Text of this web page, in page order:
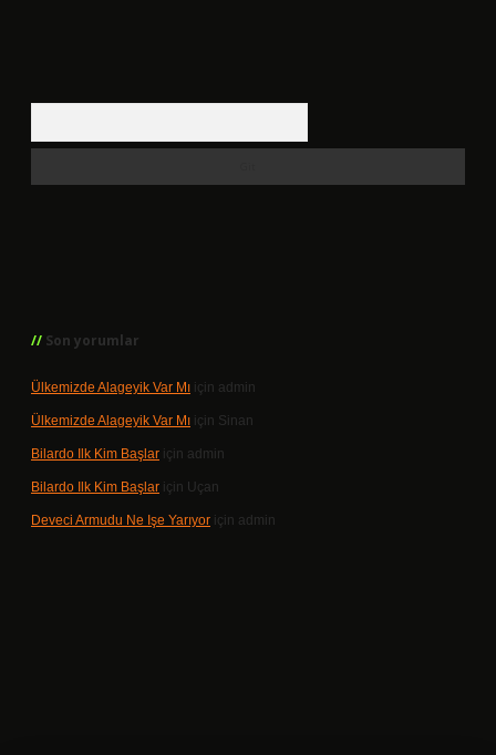
Son yorumlar
Ülkemizde Alageyik Var Mı için admin
Ülkemizde Alageyik Var Mı için Sinan
Bilardo Ilk Kim Başlar için admin
Bilardo Ilk Kim Başlar için Uçan
Deveci Armudu Ne Işe Yarıyor için admin